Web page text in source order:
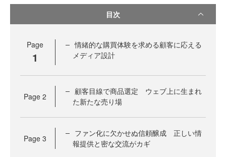
目次
Page
1
情緒的な購買体験を求める顧客に応える
メディア設計
Page 2
顧客目線で商品選定 ウェブ上に生まれ
た新たな売り場
Page 3
ファン化に欠かせぬ信頼醸成 正しい情
報提供と密な交流がカギ